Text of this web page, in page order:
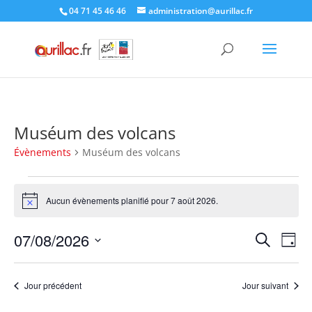
04 71 45 46 46 administration@aurillac.fr
Muséum des volcans
Évènements Muséum des volcans
Évènements
for
août
2026
Notice Aucun évènements planifié pour 7 août 2026.
et
de
Recherche
de
Jour
07/08/2026
date.Jour précédent Jour suivant